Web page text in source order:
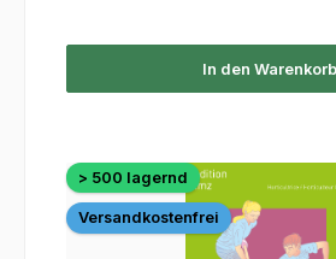
In den Warenkorb
> 500 lagernd
Versandkostenfrei